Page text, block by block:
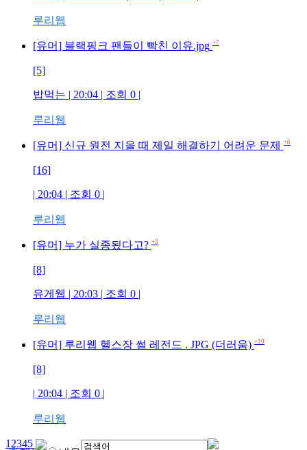
루리웹
[유머] 블랙핑크 팬들이 빡친 이유.jpg +7
[5]
밥먹는 | 20:04 | 조회 0 |
루리웹
[유머] 신규 원전 지을 때 제일 해결하기 어려운 문제 +6
[16]
| 20:04 | 조회 0 |
루리웹
[유머] 누가 실종됬다고? +3
[8]
유게웹 | 20:03 | 조회 0 |
루리웹
[유머] 루리웹 헬스장 썰 레전드 . JPG (더러움) +10
[8]
| 20:04 | 조회 0 |
루리웹
1 2345